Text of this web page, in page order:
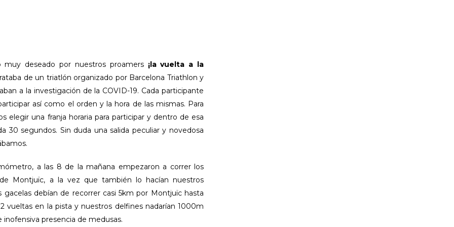
deseado por nuestros proamers ¡la vuelta a la
de un triatlón organizado por Barcelona Triathlon y
a la investigación de la COVID-19. Cada participante
así como el orden y la hora de las mismas. Para
elegir una franja horaria para participar y dentro de esa
30 segundos. Sin duda una salida peculiar y novedosa
a las 8 de la mañana empezaron a correr los
Montjuïc, a la vez que también lo hacían nuestros
debían de recorrer casi 5km por Montjuïc hasta
vueltas en la pista y nuestros delfines nadarían 1000m
presencia de medusas.